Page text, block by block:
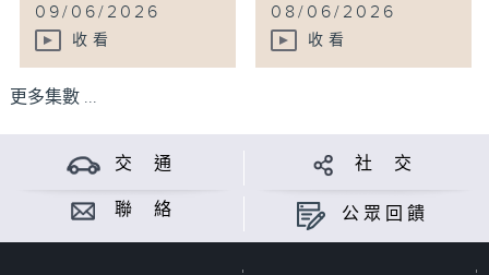
09/06/2026
收看
08/06/2026
收看
更多集數 ...
交 通 社 交
聯 絡 公眾回饋